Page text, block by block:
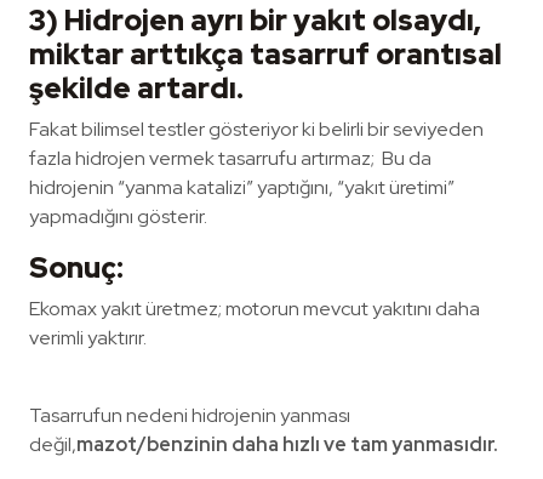
3) Hidrojen ayrı bir yakıt olsaydı,
miktar arttıkça tasarruf orantısal
şekilde artardı.
Fakat bilimsel testler gösteriyor ki belirli bir seviyeden
fazla hidrojen vermek tasarrufu artırmaz; Bu da
hidrojenin “yanma katalizi” yaptığını, “yakıt üretimi”
yapmadığını gösterir.
Sonuç:
Ekomax yakıt üretmez; motorun mevcut yakıtını daha
verimli yaktırır.
Tasarrufun nedeni hidrojenin yanması
değil,mazot/benzinin daha hızlı ve tam yanmasıdır.